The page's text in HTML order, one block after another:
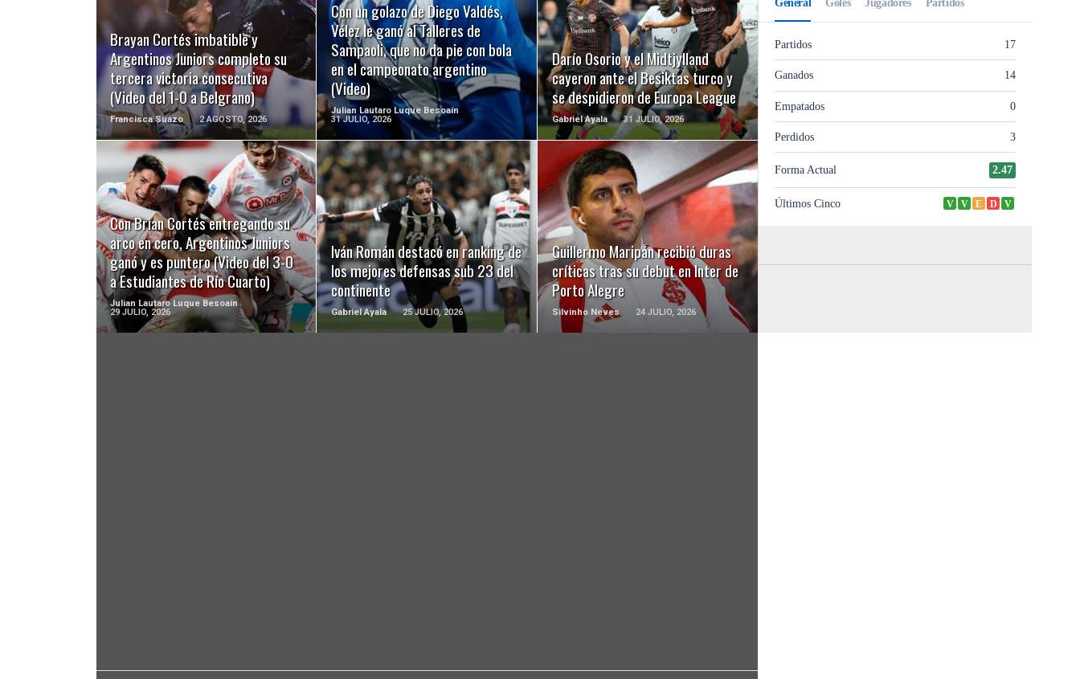
Brayan Cortés imbatible y
Argentinos Juniors completo su
tercera victoria consecutiva
(Video del 1-0 a Belgrano)
Francisca Suazo 2 AGOSTO, 2026
LEER MÁS
Con un golazo de Diego Valdés,
Vélez le ganó al Talleres de
Sampaoli, que no da pie con bola
en el campeonato argentino
(Video)
Julian Lautaro Luque Besoaín
31 JULIO, 2026
LEER MÁS
Darío Osorio y el Midtjylland
cayeron ante el Besiktas turco y
se despidieron de Europa League
Gabriel Ayala 31 JULIO, 2026
LEER MÁS
Con Brian Cortés entregando su
arco en cero, Argentinos Juniors
ganó y es puntero (Video del 3-0
a Estudiantes de Río Cuarto)
Julian Lautaro Luque Besoaín
29 JULIO, 2026
LEER MÁS
Iván Román destacó en ranking de
los mejores defensas sub 23 del
continente
Gabriel Ayala 25 JULIO, 2026
LEER MÁS
Guillermo Maripán recibió duras
críticas tras su debut en Inter de
Porto Alegre
Silvinho Neves 24 JULIO, 2026
LEER MÁS